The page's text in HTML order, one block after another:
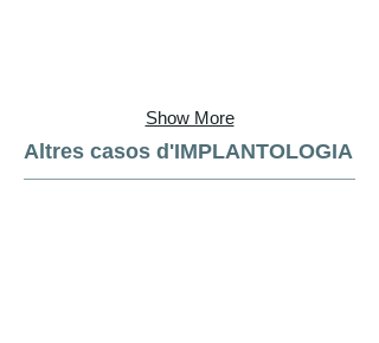
Show More
Altres casos d'IMPLANTOLOGIA